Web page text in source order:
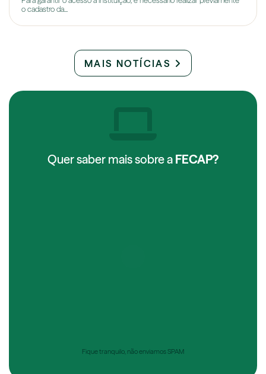
o cadastro da...
MAIS NOTÍCIAS
Quer saber mais sobre a FECAP?
Fique tranquilo, não enviamos SPAM